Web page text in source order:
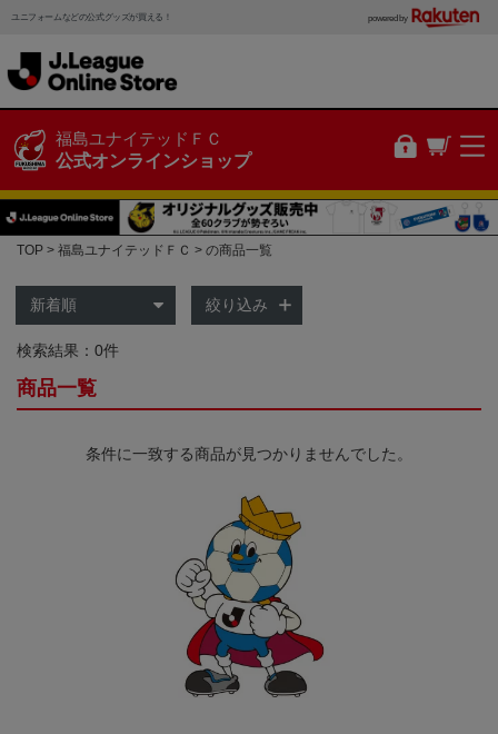
ユニフォームなどの公式グッズが買える！ powered by
福島ユナイテッドＦＣ
公式オンラインショップ
TOP 福島ユナイテッドＦＣ の商品一覧
絞り込み
検索結果：0件
商品一覧
条件に一致する商品が見つかりませんでした。